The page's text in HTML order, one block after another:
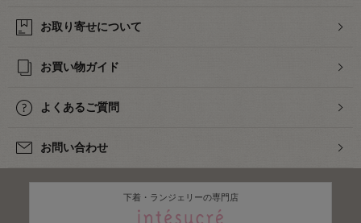
お取り寄せについて
お買い物ガイド
よくあるご質問
お問い合わせ
下着・ランジェリーの専門店